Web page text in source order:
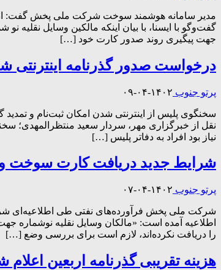
گفت‌وگو با ایسنا، با بیان اینکه مالکین وسایل
جهت پیگیری روند صدور کارت خود […]
درخواست صدور گذرنامه اینترنتی
پرتو جنوب ۱۴۰۲-۰۴-۰۹
سخنگوی پلیس از اینترنتی شدن امکان ثبت‌نام و
نقل از خبرگزاری مهر، سردار سعید منتظرالمهدی؛
نیاز بود افراد به دفاتر پلیس […]
شرایط جدید دریافت کارت سوخت
پرتو جنوب ۱۴۰۲-۰۴-۰۷
شرکت ملی پخش فرآورده‌های نفتی طی اطلاعیه‌ای
را دریافت نکرده‌اند، لازم است برای بررسی وضع […]
هزینه تقریبی گذرنامه اربعین اعلام